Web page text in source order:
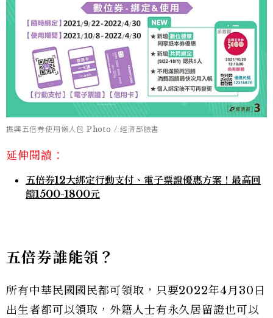
振興五倍券使用懶人包 Photo / 經濟部臉書
延伸閱讀：
五倍券12大綁定行動支付、電子票證優惠方案！最高回
饋1500-1800元
五倍券誰能領？
所有中華民國國民都可領取，只要2022年4月30日
出生者都可以領取，外籍人士有永久居留證也可以